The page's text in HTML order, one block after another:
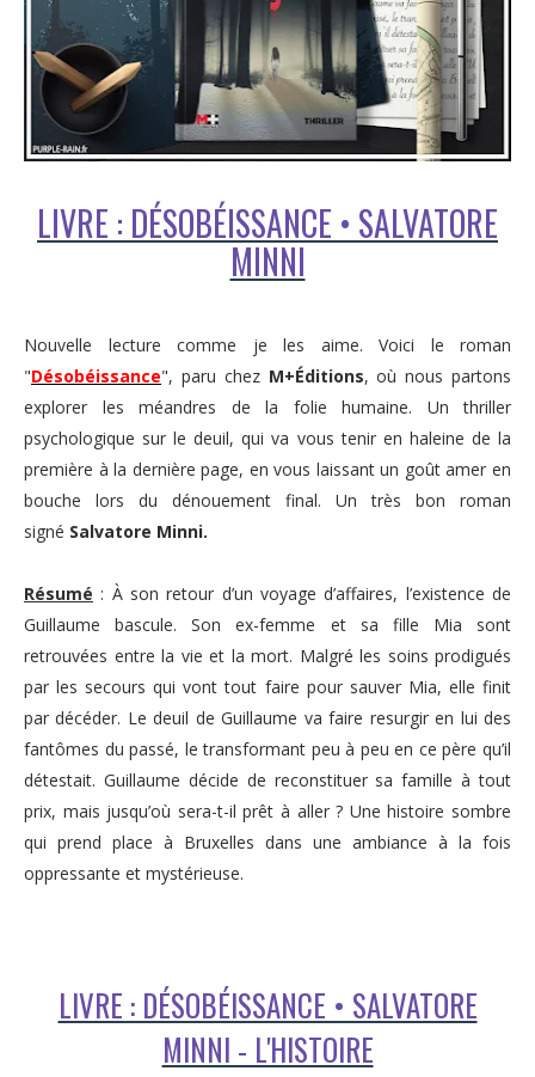
LIVRE : DÉSOBÉISSANCE • SALVATORE
MINNI
Nouvelle lecture comme je les aime. Voici le roman
"Désobéissance", paru chez M+Éditions, où nous partons
explorer les méandres de la folie humaine. Un thriller
psychologique sur le deuil, qui va vous tenir en haleine de la
première à la dernière page, en vous laissant un goût amer en
bouche lors du dénouement final. Un très bon roman
signé Salvatore Minni.
Résumé : À son retour d’un voyage d’affaires, l’existence de
Guillaume bascule. Son ex-femme et sa fille Mia sont
retrouvées entre la vie et la mort. Malgré les soins prodigués
par les secours qui vont tout faire pour sauver Mia, elle finit
par décéder. Le deuil de Guillaume va faire resurgir en lui des
fantômes du passé, le transformant peu à peu en ce père qu’il
détestait. Guillaume décide de reconstituer sa famille à tout
prix, mais jusqu’où sera-t-il prêt à aller ? Une histoire sombre
qui prend place à Bruxelles dans une ambiance à la fois
oppressante et mystérieuse.
LIVRE : DÉSOBÉISSANCE • SALVATORE
MINNI - L'HISTOIRE